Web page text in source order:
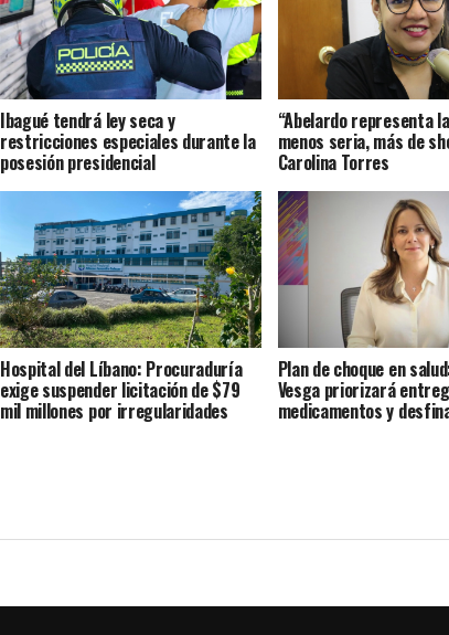
Ibagué tendrá ley seca y
restricciones especiales durante la
posesión presidencial
“Abelardo representa
menos seria, más de
Carolina Torres
Hospital del Líbano: Procuraduría
exige suspender licitación de $79
mil millones por irregularidades
Plan de choque en
Vesga priorizará
medicamentos y